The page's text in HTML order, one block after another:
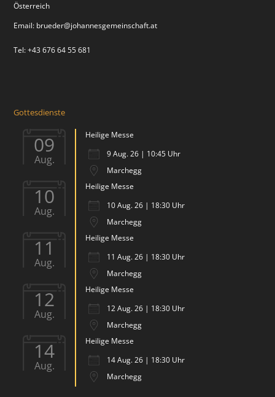
Österreich
Email: brueder@johannesgemeinschaft.at
Tel: +43 676 64 55 681
Gottesdienste
09
Aug.
Heilige Messe
9 Aug. 26 | 10:45 Uhr
Marchegg
10
Aug.
Heilige Messe
10 Aug. 26 | 18:30 Uhr
Marchegg
11
Aug.
Heilige Messe
11 Aug. 26 | 18:30 Uhr
Marchegg
12
Aug.
Heilige Messe
12 Aug. 26 | 18:30 Uhr
Marchegg
14
Aug.
Heilige Messe
14 Aug. 26 | 18:30 Uhr
Marchegg